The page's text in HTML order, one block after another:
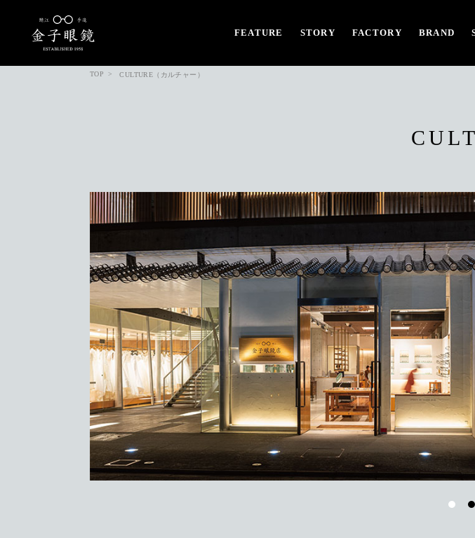
FEATURE STORY FACTORY BRAND
TOP CULTURE（カルチャー）